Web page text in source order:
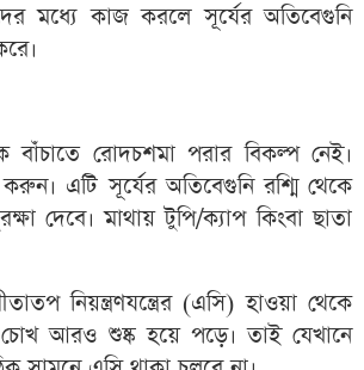
মধ্যে কাজ করলে সূর্যের অতিবেগুনি
রোদচশমা পরার বিকল্প নেই।
এটি সূর্যের অতিবেগুনি রশ্মি থেকে
দেবে। মাথায় টুপি/ক্যাপ কিংবা ছাতা
নিয়ন্ত্রণযন্ত্রের (এসি) হাওয়া থেকে
আরও শুষ্ক হয়ে পড়ে। তাই যেখানে